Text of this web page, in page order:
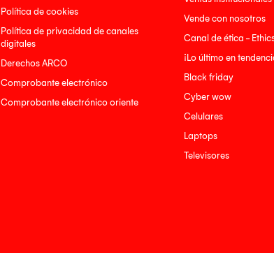
Política de cookies
Política de privacidad de canales
digitales
Derechos ARCO
Comprobante electrónico
Comprobante electrónico oriente
Vende con nosotros
Canal de ética -
¡Lo último en
Black friday
Cyber wow
Celulares
Laptops
Televisores